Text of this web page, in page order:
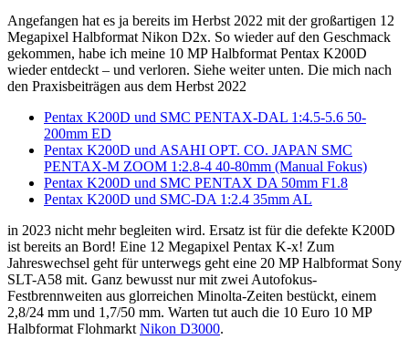
Angefangen hat es ja bereits im Herbst 2022 mit der großartigen 12
Megapixel Halbformat Nikon D2x. So wieder auf den Geschmack
gekommen, habe ich meine 10 MP Halbformat Pentax K200D
wieder entdeckt – und verloren. Siehe weiter unten. Die mich nach
den Praxisbeiträgen aus dem Herbst 2022
Pentax K200D und SMC PENTAX-DAL 1:4.5-5.6 50-
200mm ED
Pentax K200D und ASAHI OPT. CO. JAPAN SMC
PENTAX-M ZOOM 1:2.8-4 40-80mm (Manual Fokus)
Pentax K200D und SMC PENTAX DA 50mm F1.8
Pentax K200D und SMC-DA 1:2.4 35mm AL
in 2023 nicht mehr begleiten wird. Ersatz ist für die defekte K200D
ist bereits an Bord! Eine 12 Megapixel Pentax K-x! Zum
Jahreswechsel geht für unterwegs geht eine 20 MP Halbformat Sony
SLT-A58 mit. Ganz bewusst nur mit zwei Autofokus-
Festbrennweiten aus glorreichen Minolta-Zeiten bestückt, einem
2,8/24 mm und 1,7/50 mm. Warten tut auch die 10 Euro 10 MP
Halbformat Flohmarkt Nikon D3000.